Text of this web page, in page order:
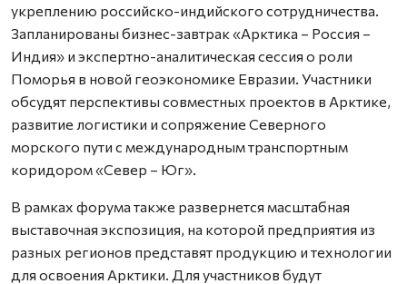
укреплению российско-индийского сотрудничества.
Запланированы бизнес-завтрак «Арктика – Россия –
Индия» и экспертно-аналитическая сессия о роли
Поморья в новой геоэкономике Евразии. Участники
обсудят перспективы совместных проектов в Арктике,
развитие логистики и сопряжение Северного
морского пути с международным транспортным
коридором «Север – Юг».
В рамках форума также развернется масштабная
выставочная экспозиция, на которой предприятия из
разных регионов представят продукцию и технологии
для освоения Арктики. Для участников будут